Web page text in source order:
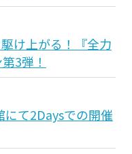
け上がる！『全力
3弾！
て2Daysでの開催